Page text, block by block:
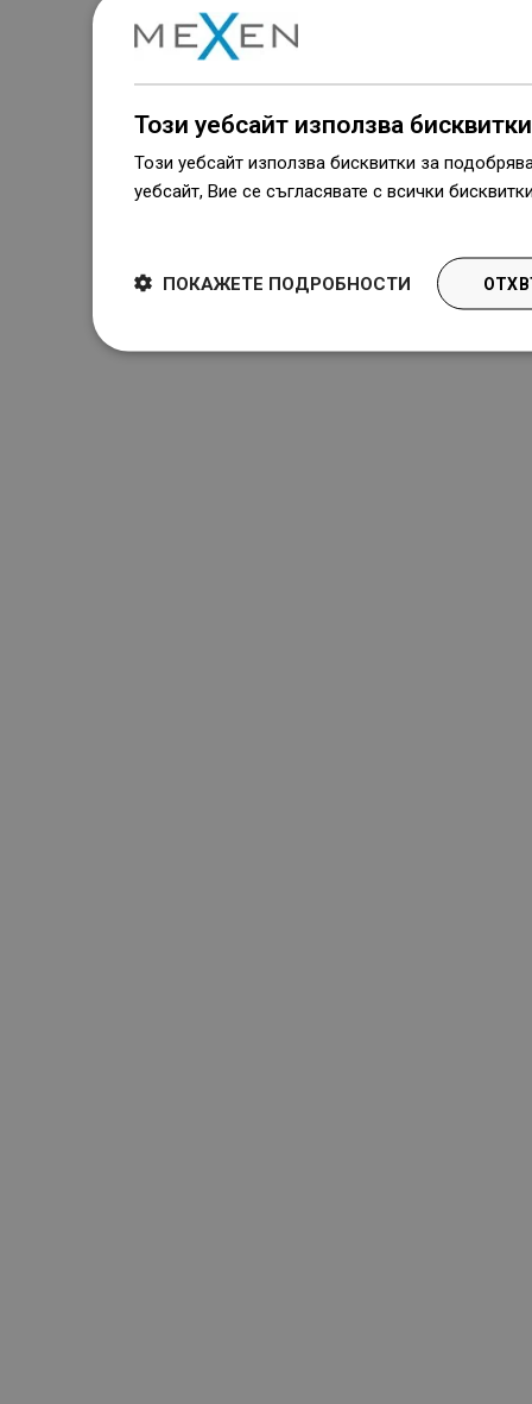
Този уебсайт използва бисквитки
Този уебсайт използва бисквитки за
уебсайт, Вие се съгласявате с всички
ПОКАЖЕТЕ ПОДРОБНОСТИ